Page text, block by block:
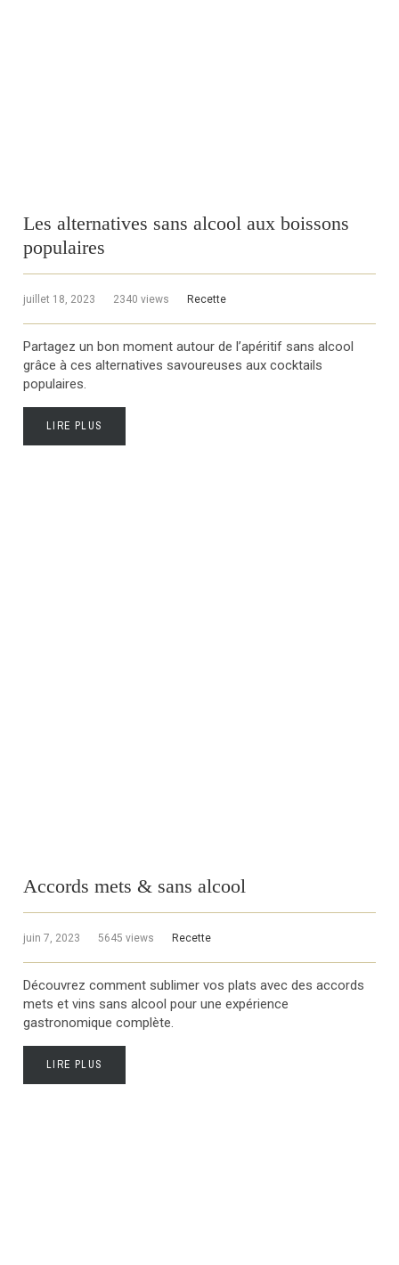
Les alternatives sans alcool aux boissons
populaires
juillet 18, 2023 2340 views Recette
Partagez un bon moment autour de l’apéritif sans alcool
grâce à ces alternatives savoureuses aux cocktails
populaires.
LIRE PLUS
Accords mets & sans alcool
juin 7, 2023 5645 views Recette
Découvrez comment sublimer vos plats avec des accords
mets et vins sans alcool pour une expérience
gastronomique complète.
LIRE PLUS